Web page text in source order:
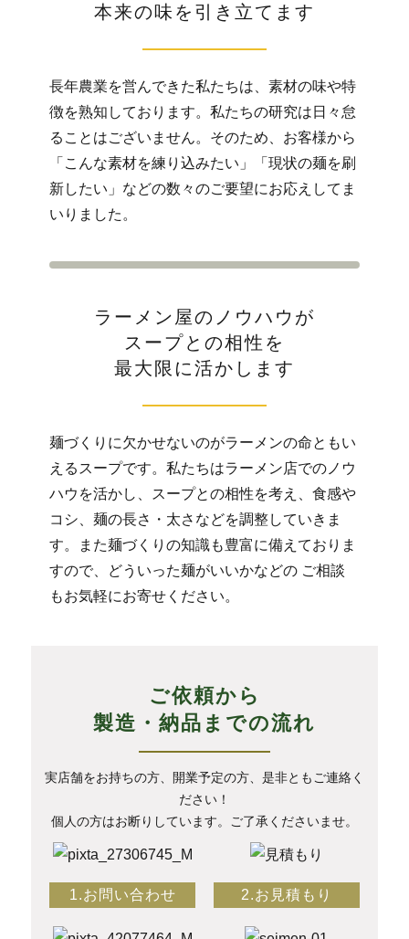
本来の味を引き立てます
長年農業を営んできた私たちは、素材の味や特
徴を熟知しております。私たちの研究は日々怠
ることはございません。そのため、お客様から
「こんな素材を練り込みたい」「現状の麺を刷
新したい」などの数々のご要望にお応えしてま
いりました。
ラーメン屋のノウハウが
スープとの相性を
最大限に活かします
麺づくりに欠かせないのがラーメンの命ともい
えるスープです。私たちはラーメン店でのノウ
ハウを活かし、スープとの相性を考え、食感や
コシ、麺の長さ・太さなどを調整していきま
す。また麺づくりの知識も豊富に備えておりま
すので、どういった麺がいいかなどの ご相談
もお気軽にお寄せください。
ご依頼から
製造・納品までの流れ
実店舗をお持ちの方、開業予定の方、是非ともご連絡く
ださい！
個人の方はお断りしています。ご了承くださいませ。
1.お問い合わせ 2.お見積もり